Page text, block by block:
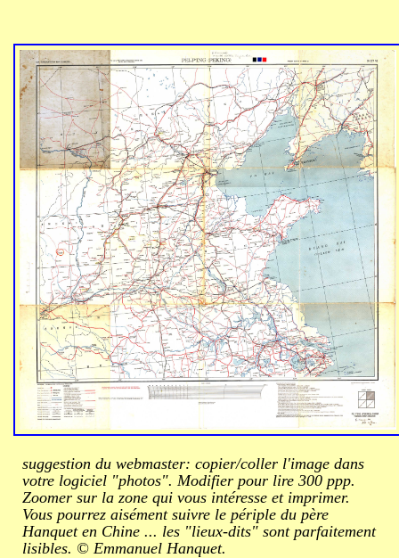
suggestion du webmaster: copier/coller l'image dans
votre logiciel "photos". Modifier pour lire 300 ppp.
Zoomer sur la zone qui vous intéresse et imprimer.
Vous pourrez aisément suivre le périple du père
Hanquet en Chine ... les "lieux-dits" sont parfaitement
lisibles. © Emmanuel Hanquet.